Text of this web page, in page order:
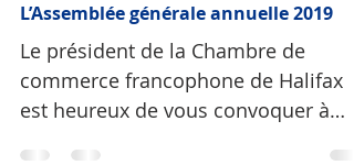
Communiqués de presse
L’Assemblée générale annuelle 2019
Le président de la Chambre de
commerce francophone de Halifax
est heureux de vous convoquer à